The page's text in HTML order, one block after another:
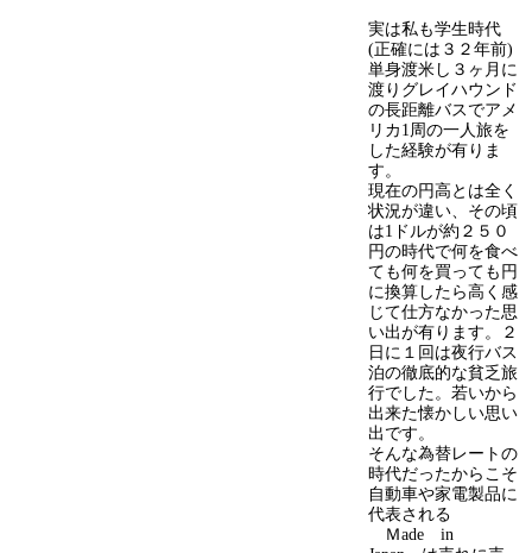
実は私も学生時代
(正確には３２年前)
単身渡米し３ヶ月に
渡りグレイハウンド
の長距離バスでアメ
リカ1周の一人旅を
した経験が有りま
す。
現在の円高とは全く
状況が違い、その頃
は1ドルが約２５０
円の時代で何を食べ
ても何を買っても円
に換算したら高く感
じて仕方なかった思
い出が有ります。２
日に１回は夜行バス
泊の徹底的な貧乏旅
行でした。若いから
出来た懐かしい思い
出です。
そんな為替レートの
時代だったからこそ
自動車や家電製品に
代表される
Ｍade in